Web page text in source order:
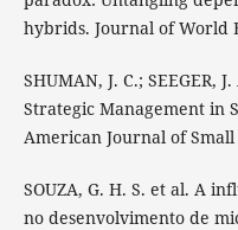
hybrids. Journal of World
SHUMAN, J. C.; SEEGER,
Strategic Management in
American Journal of Small
SOUZA, G. H. S. et al. A
no desenvolvimento de